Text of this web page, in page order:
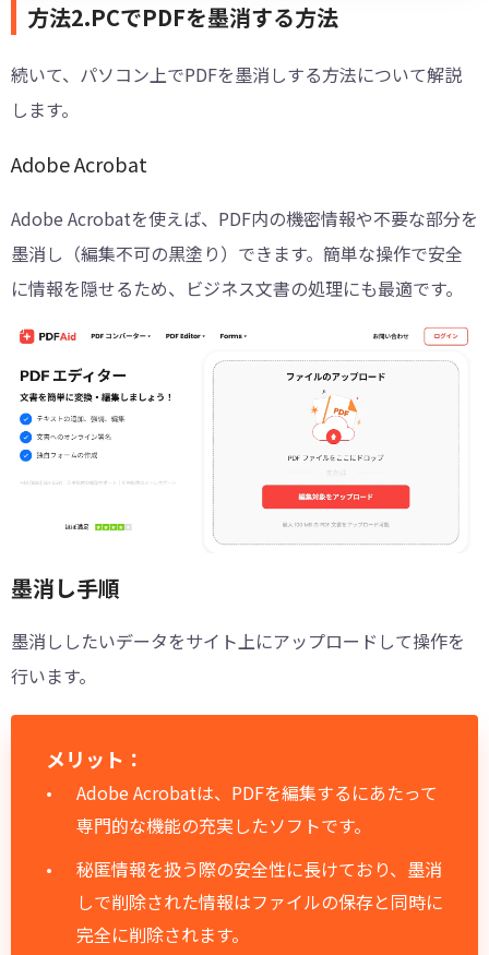
方法2.PCでPDFを墨消する方法
続いて、パソコン上でPDFを墨消しする方法について解説
します。
Adobe Acrobat
Adobe Acrobatを使えば、PDF内の機密情報や不要な部分を
墨消し（編集不可の黒塗り）できます。簡単な操作で安全
に情報を隠せるため、ビジネス文書の処理にも最適です。
墨消し手順
墨消ししたいデータをサイト上にアップロードして操作を
行います。
メリット：
Adobe Acrobatは、PDFを編集するにあたって
専門的な機能の充実したソフトです。
秘匿情報を扱う際の安全性に長けており、墨消
しで削除された情報はファイルの保存と同時に
完全に削除されます。